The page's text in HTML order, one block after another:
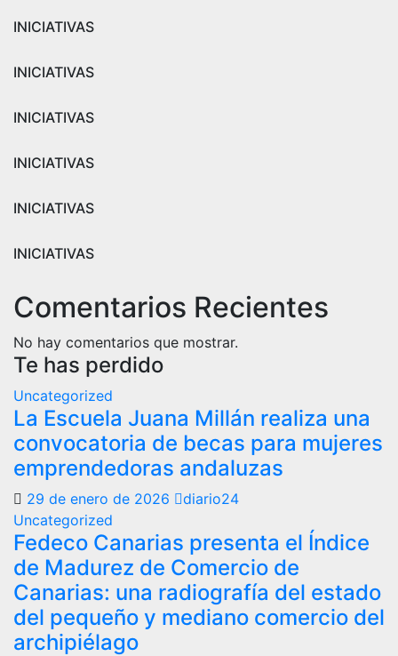
INICIATIVAS
INICIATIVAS
INICIATIVAS
INICIATIVAS
INICIATIVAS
INICIATIVAS
Comentarios Recientes
No hay comentarios que mostrar.
Te has perdido
Uncategorized
La Escuela Juana Millán realiza una
convocatoria de becas para mujeres
emprendedoras andaluzas
29 de enero de 2026
diario24
Uncategorized
Fedeco Canarias presenta el Índice
de Madurez de Comercio de
Canarias: una radiografía del estado
del pequeño y mediano comercio del
archipiélago